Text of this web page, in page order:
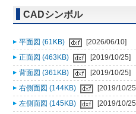
CADシンボル
平面図 (61KB)
[2026/06/10]
正面図 (463KB)
[2019/10/25]
背面図 (361KB)
[2019/10/25]
右側面図 (144KB)
[2019/10/
左側面図 (145KB)
[2019/10/